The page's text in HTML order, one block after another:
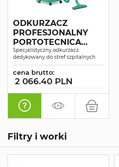
ODKURZACZ
PROFESJONALNY
PORTOTECNICA
TOPPER 1/27 HEPA
ISO5
Specjalistyczny odkurzacz
dedykowany do stref szpitalnych
cena brutto:
2 066.40 PLN
Filtry i worki